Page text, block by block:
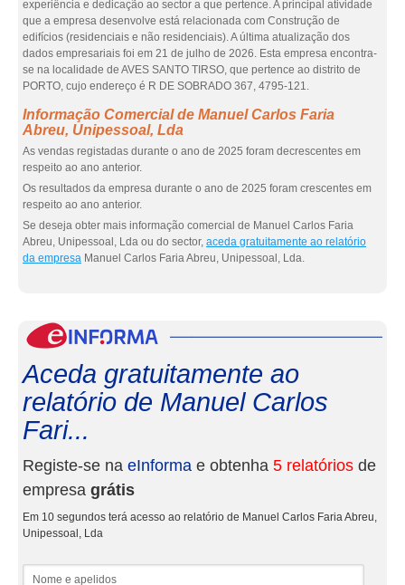
experiência e dedicação ao sector a que pertence. A principal atividade
que a empresa desenvolve está relacionada com Construção de
edifícios (residenciais e não residenciais). A última atualização dos
dados empresariais foi em 21 de julho de 2026. Esta empresa encontra-
se na localidade de AVES SANTO TIRSO, que pertence ao distrito de
PORTO, cujo endereço é R DE SOBRADO 367, 4795-121.
Informação Comercial de Manuel Carlos Faria
Abreu, Unipessoal, Lda
As vendas registadas durante o ano de 2025 foram decrescentes em
respeito ao ano anterior.
Os resultados da empresa durante o ano de 2025 foram crescentes em
respeito ao ano anterior.
Se deseja obter mais informação comercial de Manuel Carlos Faria
Abreu, Unipessoal, Lda ou do sector, aceda gratuitamente ao relatório
da empresa Manuel Carlos Faria Abreu, Unipessoal, Lda.
Aceda gratuitamente ao
relatório de Manuel Carlos
Fari...
Registe-se na eInforma e obtenha 5 relatórios de
empresa grátis
Em 10 segundos terá acesso ao relatório de Manuel Carlos Faria Abreu,
Unipessoal, Lda